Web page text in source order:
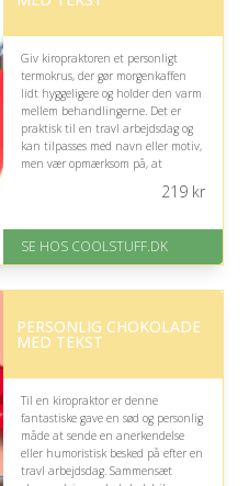
Giv kiropraktoren et personligt
termokrus, der gør morgenkaffen
lidt hyggeligere og holder den varm
mellem behandlingerne. Det er
praktisk til en travl arbejdsdag og
kan tilpasses med navn eller motiv,
men vær opmærksom på, at
På lager
Levering: Standard leveringstid
Fremragende Trustpilot rating
219kr
SE HOS COOLSTUFF.DK
PERSONLIG CHOKOLADE
MED TEKST
Til en kiropraktor er denne
fantastiske gave en sød og personlig
måde at sende en anerkendelse
eller humoristisk besked på efter en
travl arbejdsdag. Sammensæt